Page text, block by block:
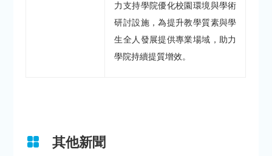
力支持學院優化校園環境與學術
研討設施，為提升教學質素與學
生全人發展提供專業場域，助力
學院持續提質增效。
其他新聞